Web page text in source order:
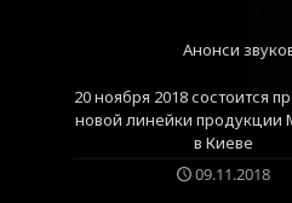
Анонси
20 ноября 2018 состоится
новой линейки продукции
в Киеве
09.11.2018